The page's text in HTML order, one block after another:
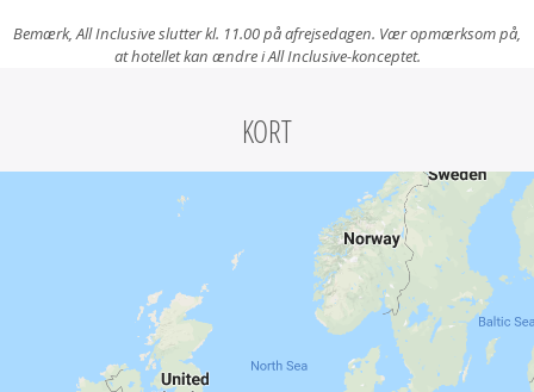
Bemærk, All Inclusive slutter kl. 11.00 på afrejsedagen. Vær opmærksom på,
at hotellet kan ændre i All Inclusive-konceptet.
KORT